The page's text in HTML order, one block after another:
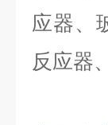
应器、
反应器